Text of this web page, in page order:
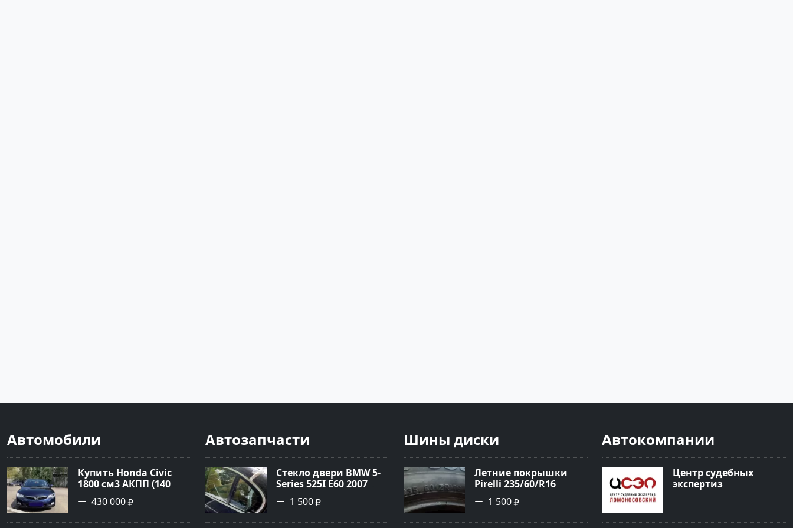
Автомобили
Купить Honda Civic
1800 см3 АКПП (140
л.с.) Бензин инжектор
в Прикубанский: цвет
430 000
Автозапчасти
Стекло двери BMW 5-
Series 525I E60 2007
Армавир
1 500
Шины диски
Летние покрышки
Pirelli 235/60/R16
1 500
Автокомпании
Центр судебных
экспертиз